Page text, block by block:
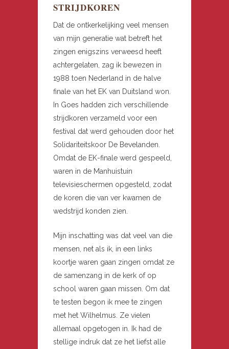
STRIJDKOREN
Dat de ontkerkelijking veel mensen
van mijn generatie wat betreft het
zingen enigszins verweesd heeft
achtergelaten, zag ik bewezen in
1988 toen Nederland in de halve
finale van het EK van Duitsland won.
In Goes hadden zich verschillende
strijdkoren verzameld voor een
festival dat werd gehouden door het
Solidariteitskoor De Bevelanden.
Omdat de EK-finale werd gespeeld,
waren in de Manhuistuin
televisieschermen opgesteld, zodat
de koren die van ver kwamen de
wedstrijd konden zien.
Mijn inschatting was dat veel van die
mensen, net als ik, in een links
koortje waren gaan zingen omdat ze
de samenzang in de kerk of op
school waren gaan missen. Om dat
te testen begon ik mee te zingen
met het Wilhelmus. Ze vielen
allemaal opgetogen in. Ik had de
stellige indruk dat ze het liefst alle